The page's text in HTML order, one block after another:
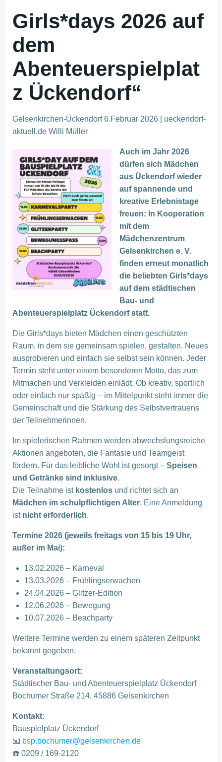
Girls*days 2026 auf
dem
Abenteuerspielplat
z Ückendorf“
Gelsenkirchen-Ückendorf 6.Februar 2026 | ueckendorf-
aktuell.de Willi Müller
Auch im Jahr 2026
dürfen sich Mädchen
aus Ückendorf wieder
auf spannende und
kreative Erlebnistage
freuen: In Kooperation
mit dem
Mädchenzentrum
Gelsenkirchen e. V.
finden erneut monatlich
die beliebten Girls*days
auf dem städtischen
Bau- und
Abenteuerspielplatz Ückendorf statt.
Die Girls*days bieten Mädchen einen geschützten
Raum, in dem sie gemeinsam spielen, gestalten, Neues
ausprobieren und einfach sie selbst sein können. Jeder
Termin steht unter einem besonderen Motto, das zum
Mitmachen und Verkleiden einlädt. Ob kreativ, sportlich
oder einfach nur spaßig – im Mittelpunkt steht immer die
Gemeinschaft und die Stärkung des Selbstvertrauens
der Teilnehmerinnen.
Im spielerischen Rahmen werden abwechslungsreiche
Aktionen angeboten, die Fantasie und Teamgeist
fördern. Für das leibliche Wohl ist gesorgt – Speisen
und Getränke sind inklusive.
Die Teilnahme ist kostenlos und richtet sich an
Mädchen im schulpflichtigen Alter. Eine Anmeldung
ist nicht erforderlich.
Termine 2026 (jeweils freitags von 15 bis 19 Uhr,
außer im Mai):
13.02.2026 – Karneval
13.03.2026 – Frühlingserwachen
24.04.2026 – Glitzer-Edition
12.06.2026 – Bewegung
10.07.2026 – Beachparty
Weitere Termine werden zu einem späteren Zeitpunkt
bekannt gegeben.
Veranstaltungsort:
Städtischer Bau- und Abenteuerspielplatz Ückendorf
Bochumer Straße 214, 45886 Gelsenkirchen
Kontakt:
Bauspielplatz Ückendorf
📧 bsp.bochumer@gelsenkirchen.de
☎️ 0209 / 169-2120